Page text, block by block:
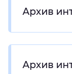
Архив
Архив